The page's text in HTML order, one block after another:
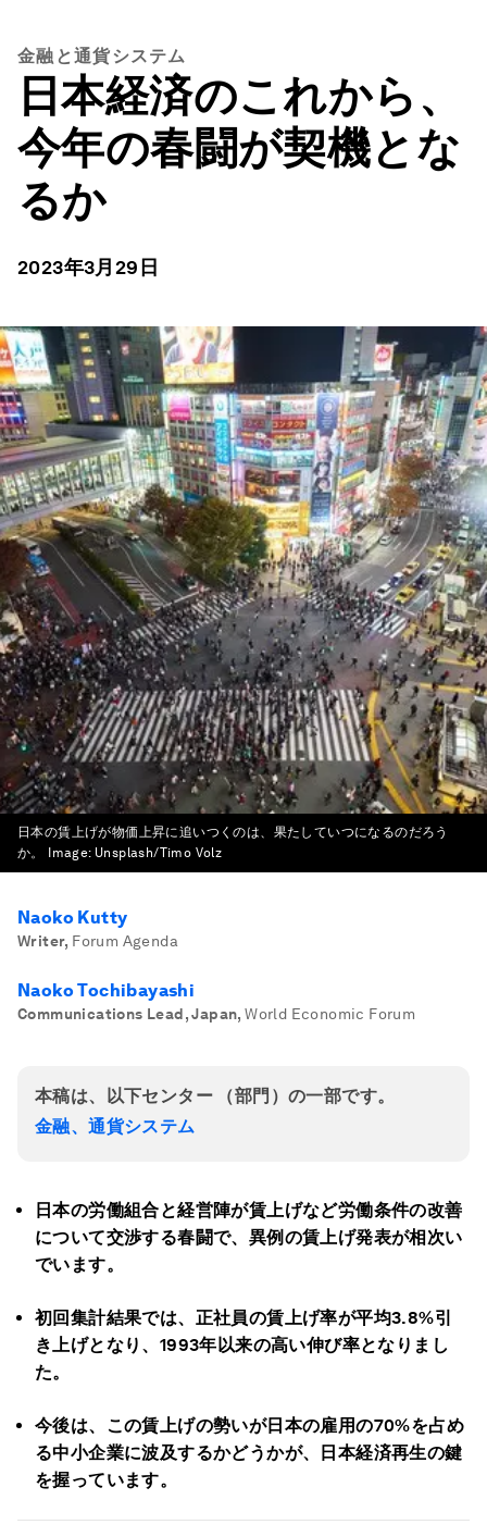
金融と通貨システム
日本経済のこれから、
今年の春闘が契機とな
るか
2023年3月29日
日本の賃上げが物価上昇に追いつくのは、果たしていつになるのだろう
か。
Image: Unsplash/Timo Volz
Naoko Kutty
Writer, Forum Agenda
Naoko Tochibayashi
Communications Lead, Japan, World Economic Forum
本稿は、以下センター （部門）の一部です。
金融、通貨システム
日本の労働組合と経営陣が賃上げなど労働条件の改善
について交渉する春闘で、異例の賃上げ発表が相次い
でいます。
初回集計結果では、正社員の賃上げ率が平均3.8%引
き上げとなり、1993年以来の高い伸び率となりまし
た。
今後は、この賃上げの勢いが日本の雇用の70%を占め
る中小企業に波及するかどうかが、日本経済再生の鍵
を握っています。